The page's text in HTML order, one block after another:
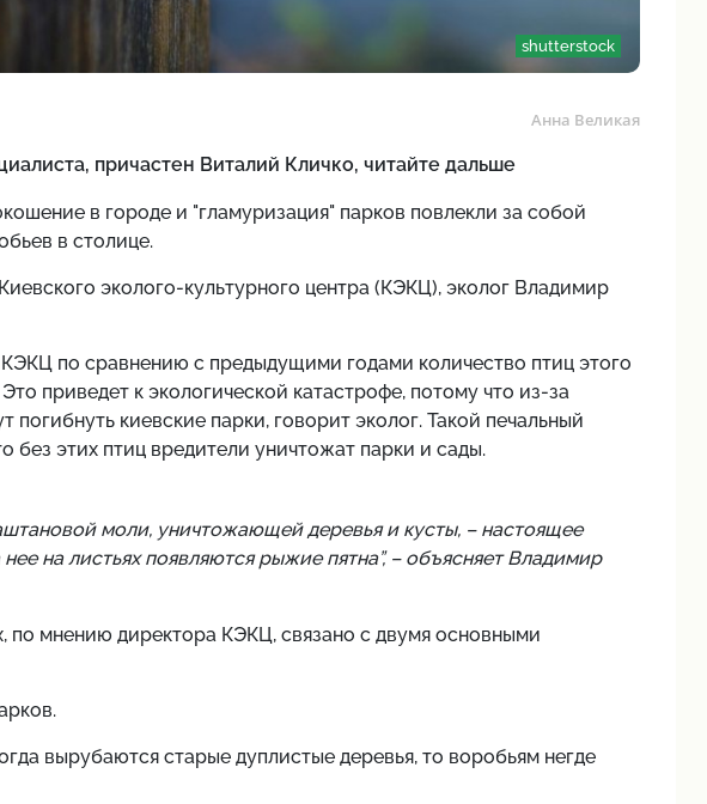
shutterstock
Анна Великая
причастен Виталий Кличко, читайте дальше
в городе и "гламуризация" парков повлекли за собой
в столице.
эколого-культурного центра (КЭКЦ), эколог Владимир
по сравнению с предыдущими годами количество птиц этого
приведет к экологической катастрофе, потому что из-за
погибнуть киевские парки, говорит эколог. Такой печальный
без этих птиц вредители уничтожат парки и сады.
моли, уничтожающей деревья и кусты, – настоящее
на листьях появляются рыжие пятна”, – объясняет Владимир
по мнению директора КЭКЦ, связано с двумя основными
вырубаются старые дуплистые деревья, то воробьям негде